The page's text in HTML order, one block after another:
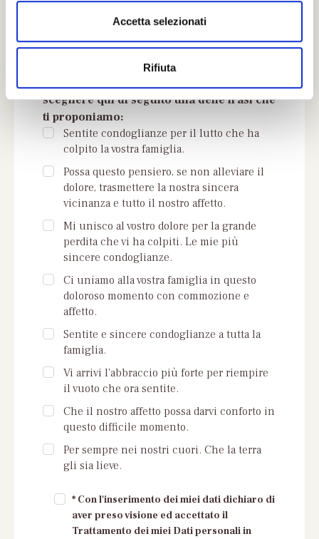
Accetta selezionati
Rifiuta
scegliere qui di seguito una delle frasi che
ti proponiamo:
Sentite condoglianze per il lutto che ha
colpito la vostra famiglia.
Possa questo pensiero, se non alleviare il
dolore, trasmettere la nostra sincera
vicinanza e tutto il nostro affetto.
Mi unisco al vostro dolore per la grande
perdita che vi ha colpiti. Le mie più
sincere condoglianze.
Ci uniamo alla vostra famiglia in questo
doloroso momento con commozione e
affetto.
Sentite e sincere condoglianze a tutta la
famiglia.
Vi arrivi l'abbraccio più forte per riempire
il vuoto che ora sentite.
Che il nostro affetto possa darvi conforto in
questo difficile momento.
Per sempre nei nostri cuori. Che la terra
gli sia lieve.
* Con l'inserimento dei miei dati dichiaro di
aver preso visione ed accettato il
Trattamento dei miei Dati personali in